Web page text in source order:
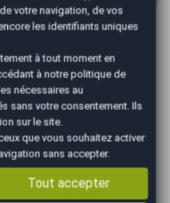
au
prix
Gestion
(cession, carte
votre navigation, de vos
les identifiants uniques
à tout moment en
à notrepolitique de
nécessaires au
sans votre consentement. Ils
sur le site.
que vous souhaitez activer
sans accepter.
Tout accepter